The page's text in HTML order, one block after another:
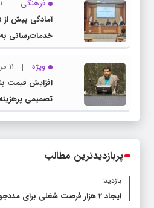
مدیرکل آموزش
فرهنگی
11
خدمات‌رسانی به
شهرستان چناران
ویژه
11 مرداد 1405
افزایش قیمت
تصمیمی
قاچاق سوخت و
پربازدیدترین مطالب
بازدید:
ایجاد 2 هزار فرصت شغلی برای مددجویان طی ۵ سال گذشته